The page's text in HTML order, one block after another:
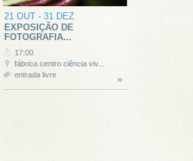
21 OUT - 31 DEZ
EXPOSIÇÃO DE
FOTOGRAFIA...
»
17:00
fábrica centro ciência viv...
entrada livre